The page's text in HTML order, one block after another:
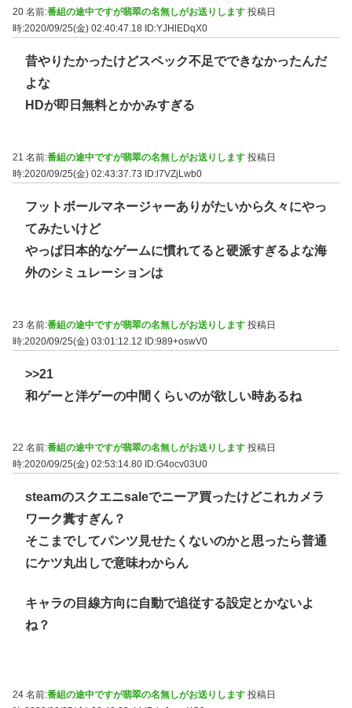
20 名前:番組の途中ですが翡翠の名無しがお送りします 投稿日
時:2020/09/25(金) 02:40:47.18 ID:YJHlEDqX0
昔やりたかったけどスペック不足でできなかったんだ
よな
HDが即日無料とかかみすぎる
21 名前:番組の途中ですが翡翠の名無しがお送りします 投稿日
時:2020/09/25(金) 02:43:37.73
ID:l7VZjLwb0
フットボールマネージャーありがたいから久々にやっ
てみたいけど
やっぱ日本的なゲームに慣れてると硬派すぎるよな海
外のシミュレーションは
23 名前:番組の途中ですが翡翠の名無しがお送りします 投稿日
時:2020/09/25(金) 03:01:12.12 ID:989+oswV0
>>21
和ゲーと洋ゲーの中間くらいのが欲しい時あるね
22 名前:番組の途中ですが翡翠の名無しがお送りします 投稿日
時:2020/09/25(金) 02:53:14.80 ID:G4ocv03U0
steamのスクエニsaleでニーア買ったけどこれカメラ
ワーク糞すぎん？
そこまでしてパンツ見せたくないのかと思ったら普通
にケツ丸出しで意味わからん
キャラの目線方向に自動で追従する設定とかないよ
ね？
24 名前:番組の途中ですが翡翠の名無しがお送りします 投稿日